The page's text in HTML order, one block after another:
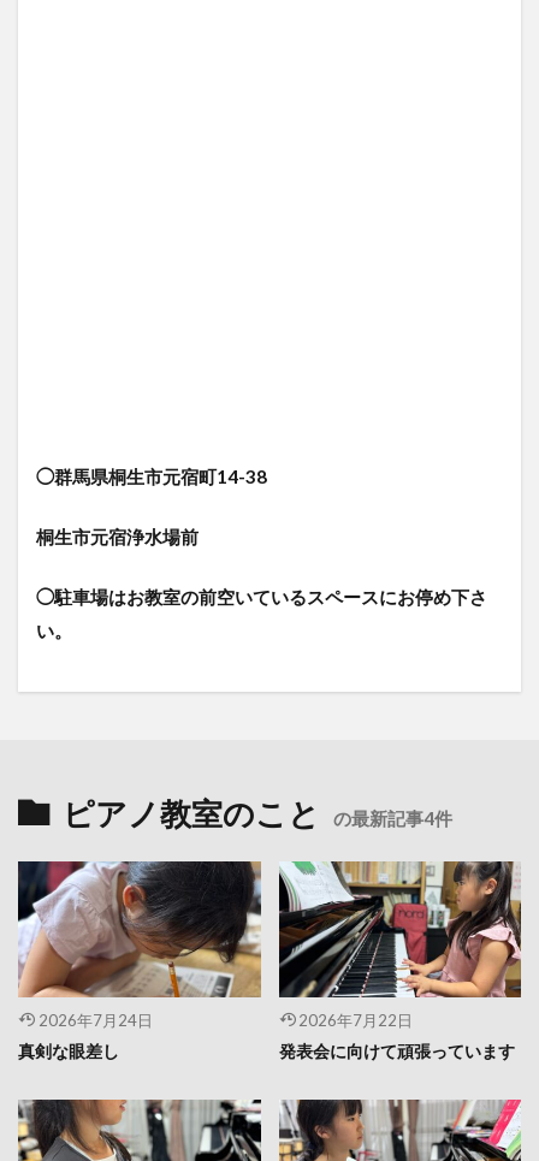
◯群馬県桐生市元宿町14-38
桐生市元宿浄水場前
◯駐車場はお教室の前空いているスペースにお停め下さ
い。
ピアノ教室のこと の最新記事4件
2026年7月24日
真剣な眼差し
2026年7月22日
発表会に向けて頑張っています